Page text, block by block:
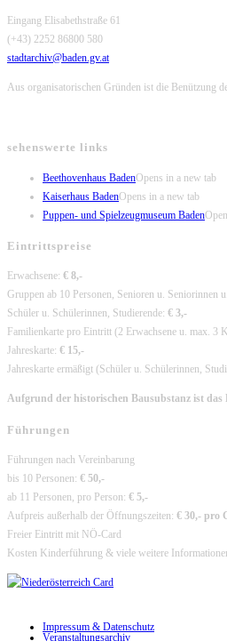
Eingang Elisabethstraße 61
(+43) 2252 86800 580
stadtarchiv@baden.gv.at
Aus organisatorischen Gründen ist die Benützung
sehenswerte links
Beethovenhaus BadenOpens in a new tab
Kaiserhaus BadenOpens in a new tab
Puppen- und Spielzeugmuseum Baden
Eintrittspreise
Erwachsene: € 8,-
Gruppen ab 10 Personen, Senioren u. Seniorinnen
Schüler u. Schülerinnen, Studierende: € 3,-
Familienkarte pro Eintritt (2 Erwachsene u. max. 3
Jahreskarte: € 15,-
Jahreskarte ermäßigt (Schüler u. Schülerinnen,
Aufgrund der historischen Bausubstanz ist
Führungen
Führungen nach Vereinbarung
bis 10 Personen: € 50,-
ab 11 Personen, pro Person: € 5,-
Aufpreis außerhalb der Öffnungszeiten: € 30,- pro
Freier Eintritt mit NÖ-Card
Kosten Kinderführung & viele weitere
Impressum & Datenschutz
Veranstaltungsarchiv